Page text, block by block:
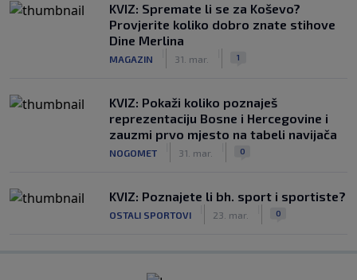
KVIZ: Spremate li se za Koševo?
Provjerite koliko dobro znate stihove
Dine Merlina
MAGAZIN 31. mar. 1
KVIZ: Pokaži koliko poznaješ
reprezentaciju Bosne i Hercegovine i
zauzmi prvo mjesto na tabeli navijača
NOGOMET 31. mar. 0
KVIZ: Poznajete li bh. sport i sportiste?
OSTALI SPORTOVI 23. mar. 0